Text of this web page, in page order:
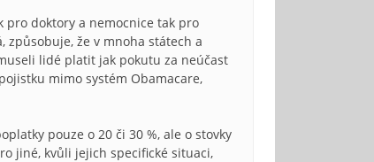
pro doktory a nemocnice tak pro
způsobuje, že v mnoha státech a
lidé platit jak pokutu za neúčast
mimo systém Obamacare,
pouze o 20 či 30 %, ale o stovky
jiné, kvůli jejich specifické situaci,